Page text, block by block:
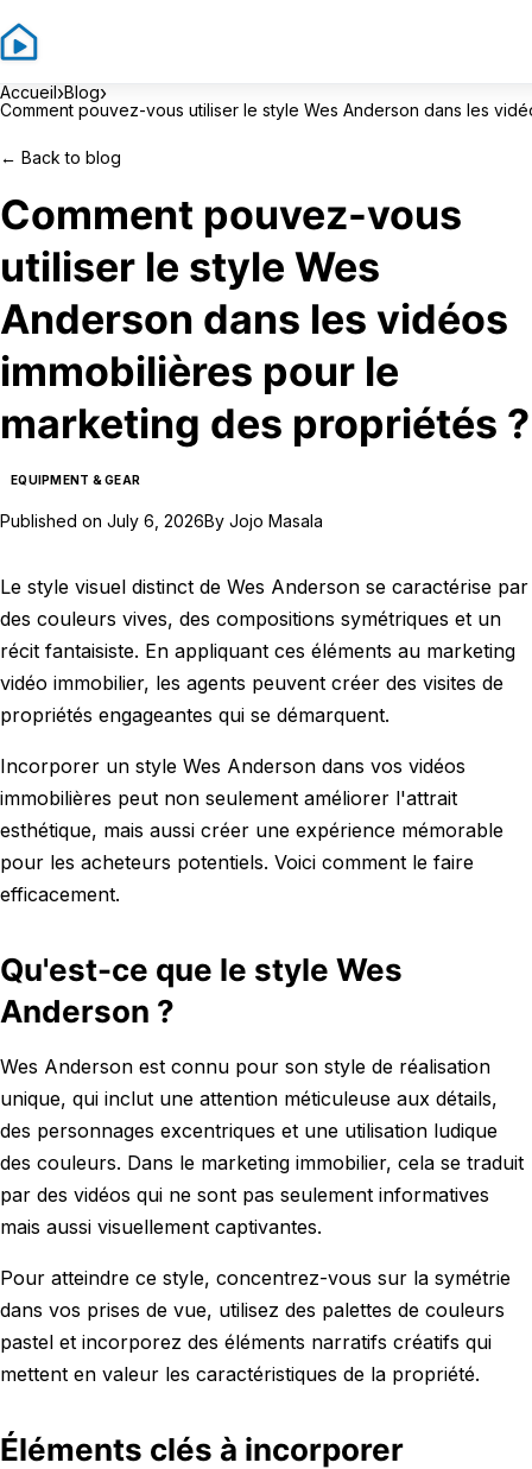
Accueil›Blog›
Comment pouvez-vous utiliser le style Wes Anderson dans les
← Back to blog
Comment pouvez-vous
utiliser le style Wes
Anderson dans les vidéos
immobilières pour le
marketing des propriétés ?
EQUIPMENT & GEAR
Published on July 6, 2026By Jojo Masala
Le style visuel distinct de Wes Anderson se caractérise par
des couleurs vives, des compositions symétriques et un
récit fantaisiste. En appliquant ces éléments au marketing
vidéo immobilier, les agents peuvent créer des visites de
propriétés engageantes qui se démarquent.
Incorporer un style Wes Anderson dans vos vidéos
immobilières peut non seulement améliorer l'attrait
esthétique, mais aussi créer une expérience mémorable
pour les acheteurs potentiels. Voici comment le faire
efficacement.
Qu'est-ce que le style Wes
Anderson ?
Wes Anderson est connu pour son style de réalisation
unique, qui inclut une attention méticuleuse aux détails,
des personnages excentriques et une utilisation ludique
des couleurs. Dans le marketing immobilier, cela se traduit
par des vidéos qui ne sont pas seulement informatives
mais aussi visuellement captivantes.
Pour atteindre ce style, concentrez-vous sur la symétrie
dans vos prises de vue, utilisez des palettes de couleurs
pastel et incorporez des éléments narratifs créatifs qui
mettent en valeur les caractéristiques de la propriété.
Éléments clés à incorporer